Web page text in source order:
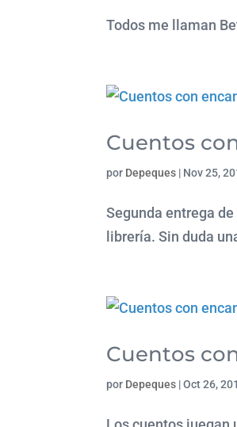
Todos me llaman
Cuentos
por Depeques | Nov 25,
Segunda entrega
librería. Sin duda
Cuentos
por Depeques |Oct 26,